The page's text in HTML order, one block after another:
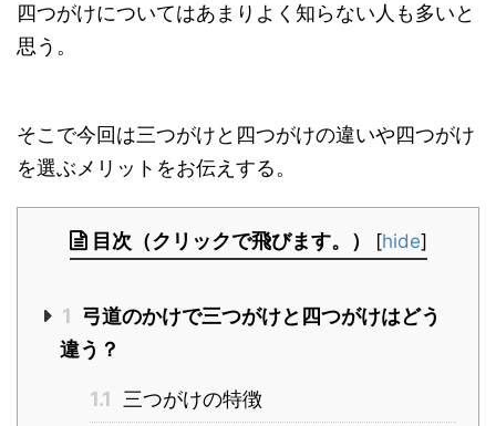
四つがけについてはあまりよく知らない人も多いと
思う。
そこで今回は三つがけと四つがけの違いや四つがけ
を選ぶメリットをお伝えする。
目次（クリックで飛びます。） [hide]
1 弓道のかけで三つがけと四つがけはどう
違う？
1.1 三つがけの特徴